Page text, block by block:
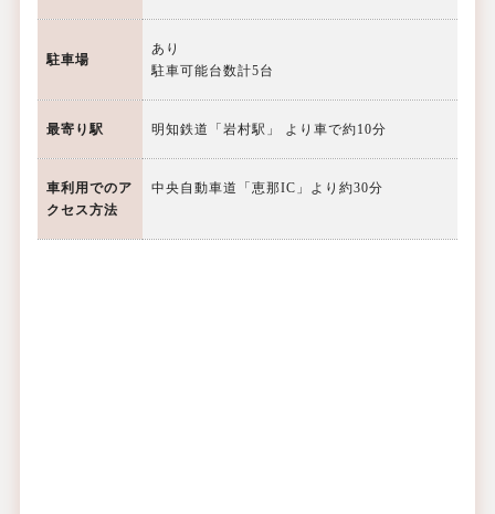
駐車場
あり
駐車可能台数計5台
最寄り駅 明知鉄道「岩村駅」 より車で約10分
車利用でのア
クセス方法
中央自動車道「恵那IC」より約30分